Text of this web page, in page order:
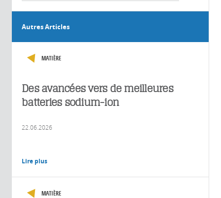
Autres Articles
MATIÈRE
Des avancées vers de meilleures
batteries sodium-ion
22.06.2026
Lire plus
MATIÈRE